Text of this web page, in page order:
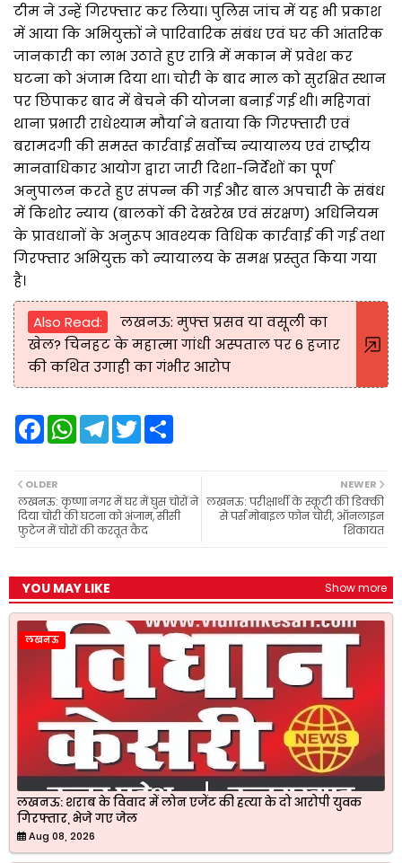
टीम ने उन्हें गिरफ्तार कर लिया। पुलिस जांच में यह भी प्रकाश
में आया कि अभियुक्तों ने पारिवारिक संबंध एवं घर की आंतरिक
जानकारी का लाभ उठाते हुए रात्रि में मकान में प्रवेश कर
घटना को अंजाम दिया था। चोरी के बाद माल को सुरक्षित स्थान
पर छिपाकर बाद में बेचने की योजना बनाई गई थी। महिगवां
थाना प्रभारी राधेश्याम मौर्या ने बताया कि गिरफ्तारी एवं
बरामदगी की समस्त कार्रवाई सर्वोच्च न्यायालय एवं राष्ट्रीय
मानवाधिकार आयोग द्वारा जारी दिशा-निर्देशों का पूर्ण
अनुपालन करते हुए संपन्न की गई और बाल अपचारी के संबंध
में किशोर न्याय (बालकों की देखरेख एवं संरक्षण) अधिनियम
के प्रावधानों के अनुरूप आवश्यक विधिक कार्रवाई की गई तथा
गिरफ्तार अभियुक्त को न्यायालय के समक्ष प्रस्तुत किया गया
है।
Also Read:
लखनऊ: मुफ्त प्रसव या वसूली का
खेल? चिनहट के महात्मा गांधी अस्पताल पर 6 हजार
की कथित उगाही का गंभीर आरोप
F
a
b
o
o
k
W
A
p
p
T
e
r
a
m
T
w
e
r
NEWER
लखनऊ: परीक्षार्थी के स्कूटी की डिक्की
से पर्स मोबाइल फोन चोरी, ऑनलाइन
शिकायत
OLDER
लखनऊ: कृष्णा नगर में घर में घुस चोरों ने
दिया चोरी की घटना को अंजाम, सीसी
फुटेज में चोरों की करतूत कैद
YOU MAY LIKE Show more
लखनऊ
लखनऊ: शराब के विवाद में लोन एजेंट की हत्या के दो आरोपी युवक
गिरफ्तार, भेजे गए जेल
Aug 08, 2026